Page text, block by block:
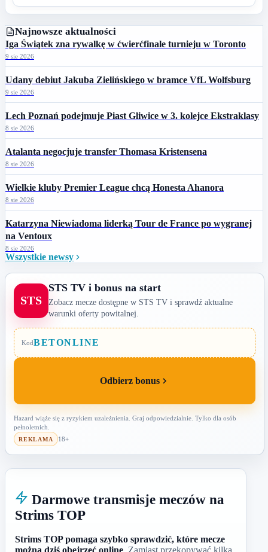
Najnowsze aktualności
Iga Świątek zna rywalkę w ćwierćfinale turnieju w Toronto
9 sie 2026
Udany debiut Jakuba Zielińskiego w bramce VfL Wolfsburg
9 sie 2026
Lech Poznań podejmuje Piast Gliwice w 3. kolejce Ekstraklasy
8 sie 2026
Atalanta negocjuje transfer Thomasa Kristensena
8 sie 2026
Wielkie kluby Premier League chcą Honesta Ahanora
8 sie 2026
Katarzyna Niewiadoma liderką Tour de France po wygranej
na Ventoux
8 sie 2026
Wszystkie newsy
STS
STS TV i bonus na start
Zobacz mecze dostępne w STS TV i sprawdź aktualne
warunki oferty powitalnej.
KodBETONLINE
Odbierz bonus
Hazard wiąże się z ryzykiem uzależnienia. Graj odpowiedzialnie. Tylko dla osób
pełnoletnich.
REKLAMA 18+
Darmowe transmisje meczów na
Strims TOP
Strims TOP pomaga szybko sprawdzić, które mecze